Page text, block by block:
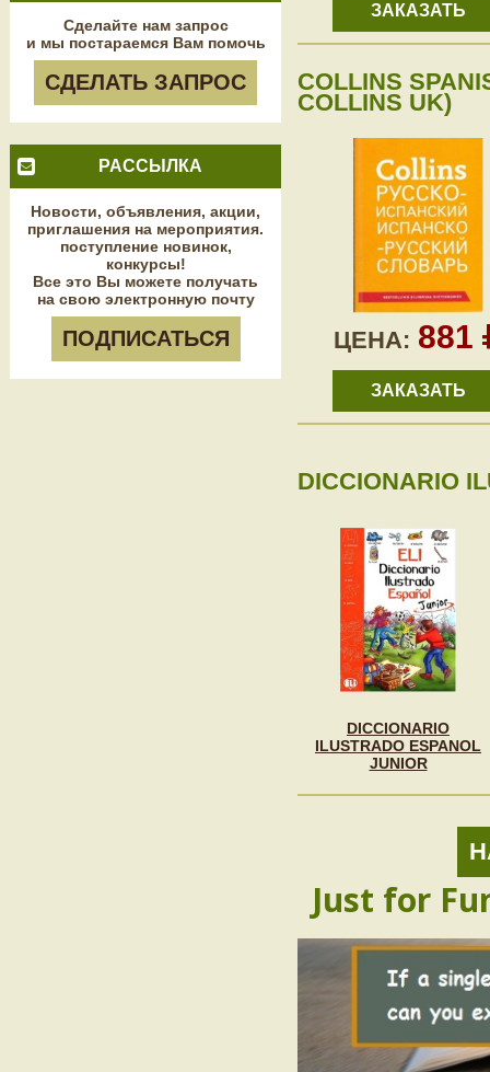
Сделайте нам запрос
и мы постараемся Вам помочь
СДЕЛАТЬ ЗАПРОС
РАССЫЛКА
Новости, объявления, акции,
приглашения на мероприятия.
поступление новинок,
конкурсы!
Все это Вы можете получать
на свою электронную почту
ПОДПИСАТЬСЯ
ЗАКАЗАТЬ
COLLINS
COLLINS UK)
ЦЕНА: 881
ЗАКАЗАТЬ
DICCIONARIO
DICCIONARIO
ILUSTRADO ESPANOL
JUNIOR
Just for